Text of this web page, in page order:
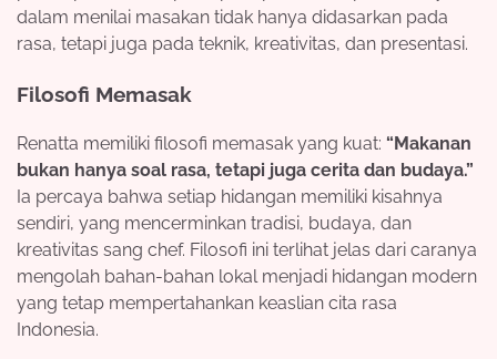
dalam menilai masakan tidak hanya didasarkan pada
rasa, tetapi juga pada teknik, kreativitas, dan presentasi.
Filosofi Memasak
Renatta memiliki filosofi memasak yang kuat: “Makanan
bukan hanya soal rasa, tetapi juga cerita dan budaya.”
Ia percaya bahwa setiap hidangan memiliki kisahnya
sendiri, yang mencerminkan tradisi, budaya, dan
kreativitas sang chef. Filosofi ini terlihat jelas dari caranya
mengolah bahan-bahan lokal menjadi hidangan modern
yang tetap mempertahankan keaslian cita rasa
Indonesia.